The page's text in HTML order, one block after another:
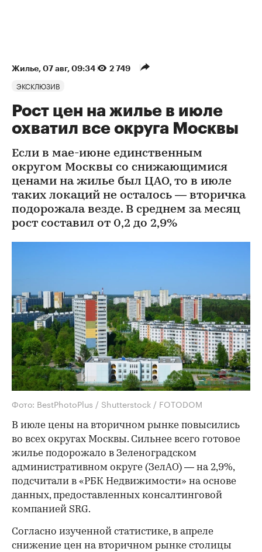
Жилье⁠, 07 авг, 09:34 2 749
ЭКСКЛЮЗИВ
Рост цен на жилье в июле
охватил все округа Москвы
Если в мае-июне единственным
округом Москвы со снижающимися
ценами на жилье был ЦАО, то в июле
таких локаций не осталось — вторичка
подорожала везде. В среднем за месяц
рост составил от 0,2 до 2,9%
Фото: BestPhotoPlus / Shutterstock / FOTODOM
В июле цены на вторичном рынке повысились
во всех округах Москвы. Сильнее всего готовое
жилье подорожало в Зеленоградском
административном округе (ЗелАО) — на 2,9%,
подсчитали в «РБК Недвижимости» на основе
данных, предоставленных консалтинговой
компанией SRG.
Согласно изученной статистике, в апреле
снижение цен на вторичном рынке столицы